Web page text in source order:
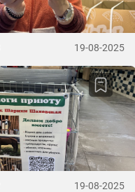
19-08-2025
19-08-2025